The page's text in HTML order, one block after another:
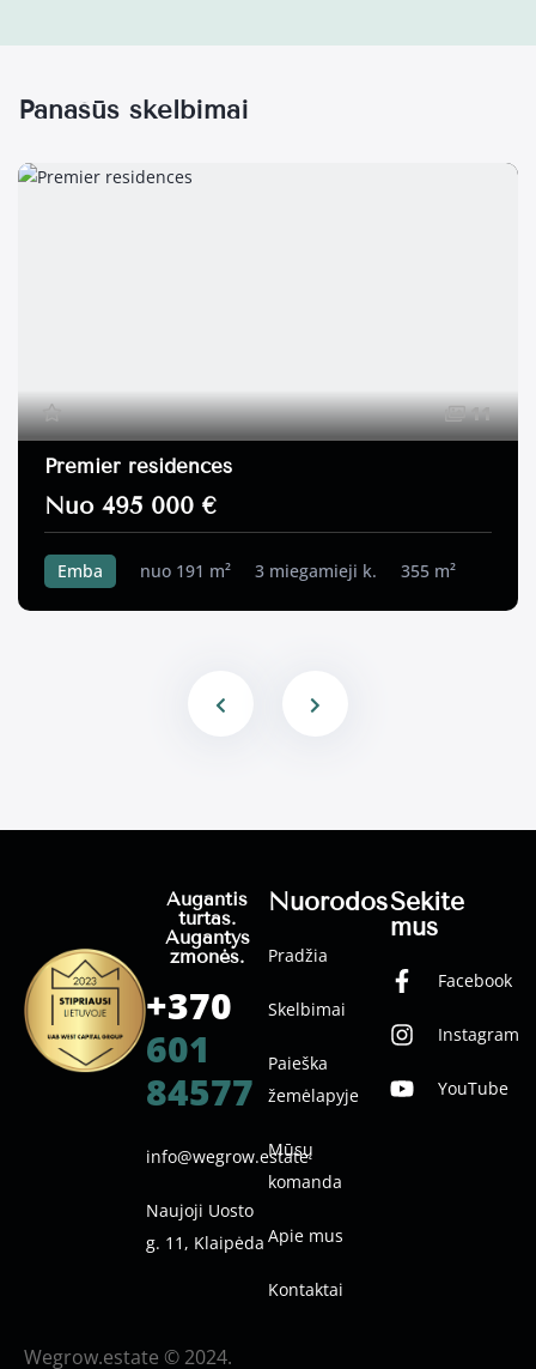
Panašūs skelbimai
11
Premier residences
Nuo 495 000 €
Emba nuo 191 m² 3 miegamieji k. 355 m²
Nuorodos
Pradžia
Skelbimai
Paieška
žemėlapyje
Mūsų
komanda
Apie mus
Kontaktai
Sekite
mus
Facebook
Instagram
YouTube
Augantis
turtas.
Augantys
žmonės.
+370
601
84577
info@wegrow.estate
Naujoji Uosto
g. 11, Klaipėda
Wegrow.estate © 2024.